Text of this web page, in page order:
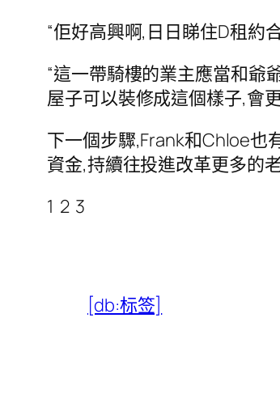
“佢好高興啊,日日睇住D租約
“這一帶騎樓的業主應當和爺
屋子可以裝修成這個樣子,會
下一個步驟,Frank和Chloe也
資金,持續往投進改革更多的
1 2 3
[db:标签]